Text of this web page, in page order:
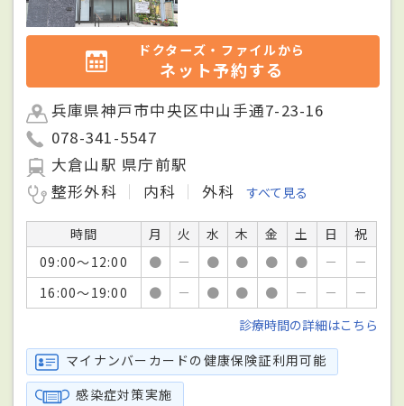
ドクターズ・ファイルから
ネット予約する
兵庫県神戸市中央区中山手通7-23-16
078-341-5547
大倉山駅 県庁前駅
整形外科
内科 外科 すべて見る
時間 月 火 水 木 金 土 日
祝
09:00～12:00
● － ● ● ● ● －
－
16:00～19:00
● － ● ● ● － －
－
診療時間の詳細はこちら
マイナンバーカードの健康保険証利用可能
感染症対策実施